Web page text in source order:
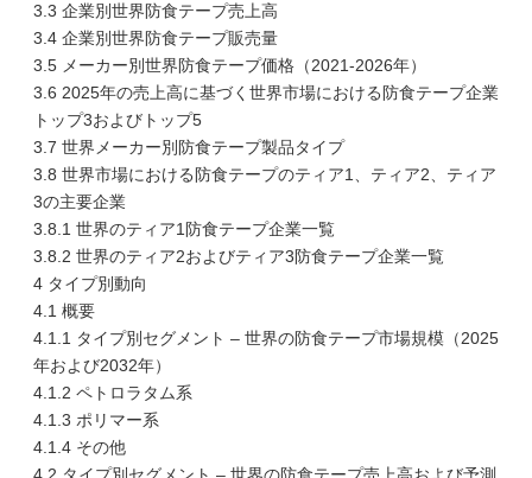
3.3 企業別世界防食テープ売上高
3.4 企業別世界防食テープ販売量
3.5 メーカー別世界防食テープ価格（2021-2026年）
3.6 2025年の売上高に基づく世界市場における防食テープ企業
トップ3およびトップ5
3.7 世界メーカー別防食テープ製品タイプ
3.8 世界市場における防食テープのティア1、ティア2、ティア
3の主要企業
3.8.1 世界のティア1防食テープ企業一覧
3.8.2 世界のティア2およびティア3防食テープ企業一覧
4 タイプ別動向
4.1 概要
4.1.1 タイプ別セグメント – 世界の防食テープ市場規模（2025
年および2032年）
4.1.2 ペトロラタム系
4.1.3 ポリマー系
4.1.4 その他